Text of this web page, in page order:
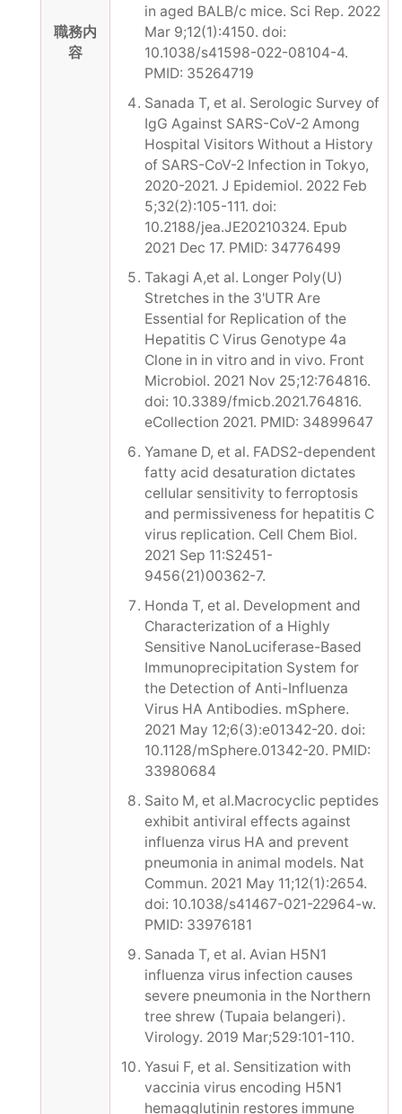
職務内
容
in aged BALB/c mice. Sci Rep. 2022
Mar 9;12(1):4150. doi:
10.1038/s41598-022-08104-4.
PMID: 35264719
Sanada T, et al. Serologic Survey of
IgG Against SARS-CoV-2 Among
Hospital Visitors Without a History
of SARS-CoV-2 Infection in Tokyo,
2020-2021. J Epidemiol. 2022 Feb
5;32(2):105-111. doi:
10.2188/jea.JE20210324. Epub
2021 Dec 17. PMID: 34776499
Takagi A,et al. Longer Poly(U)
Stretches in the 3'UTR Are
Essential for Replication of the
Hepatitis C Virus Genotype 4a
Clone in in vitro and in vivo. Front
Microbiol. 2021 Nov 25;12:764816.
doi: 10.3389/fmicb.2021.764816.
eCollection 2021. PMID: 34899647
Yamane D, et al. FADS2-dependent
fatty acid desaturation dictates
cellular sensitivity to ferroptosis
and permissiveness for hepatitis C
virus replication. Cell Chem Biol.
2021 Sep 11:S2451-
9456(21)00362-7.
Honda T, et al. Development and
Characterization of a Highly
Sensitive NanoLuciferase-Based
Immunoprecipitation System for
the Detection of Anti-Influenza
Virus HA Antibodies. mSphere.
2021 May 12;6(3):e01342-20. doi:
10.1128/mSphere.01342-20. PMID:
33980684
Saito M, et al.Macrocyclic peptides
exhibit antiviral effects against
influenza virus HA and prevent
pneumonia in animal models. Nat
Commun. 2021 May 11;12(1):2654.
doi: 10.1038/s41467-021-22964-w.
PMID: 33976181
Sanada T, et al. Avian H5N1
influenza virus infection causes
severe pneumonia in the Northern
tree shrew (Tupaia belangeri).
Virology. 2019 Mar;529:101-110.
Yasui F, et al. Sensitization with
vaccinia virus encoding H5N1
hemagglutinin restores immune